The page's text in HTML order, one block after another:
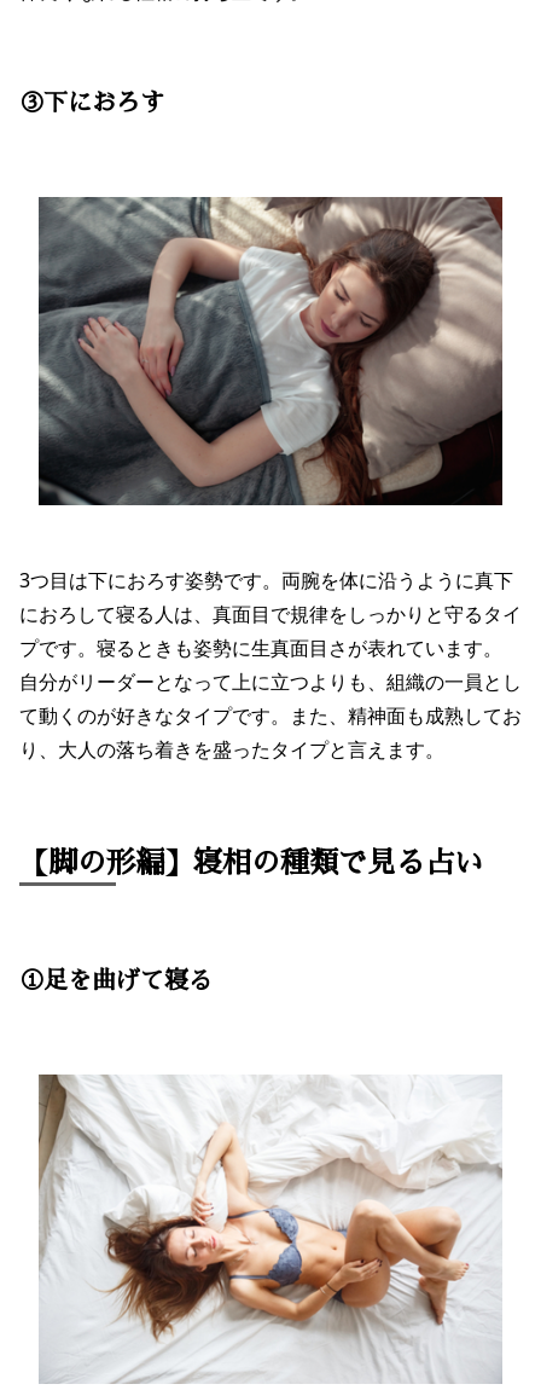
③下におろす
3つ目は下におろす姿勢です。両腕を体に沿うように真下
におろして寝る人は、真面目で規律をしっかりと守るタイ
プです。寝るときも姿勢に生真面目さが表れています。
自分がリーダーとなって上に立つよりも、組織の一員とし
て動くのが好きなタイプです。また、精神面も成熟してお
り、大人の落ち着きを盛ったタイプと言えます。
【脚の形編】寝相の種類で見る占い
①足を曲げて寝る